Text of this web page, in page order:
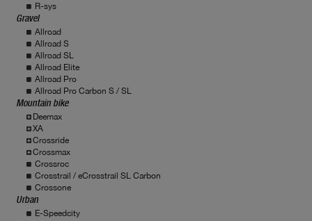
R-sys
Gravel
Allroad
Allroad S
Allroad SL
Allroad Elite
Allroad Pro
Allroad Pro Carbon S / SL
Mountain bike
Deemax
XA
Crossride
Crossmax
Crossroc
Crosstrail / eCrosstrail SL Carbon
Crossone
Urban
E-Speedcity